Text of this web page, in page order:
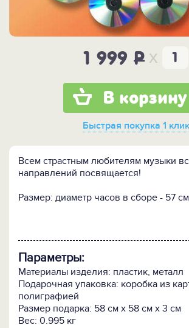
1 999 P x
В корзину
Быстрая покупка 1 клик
Всем страстным любителям музыки
направлений посвящается!
Размер: диаметр часов в сборе - 57
Параметры:
Материалы изделия: пластик, металл
Подарочная упаковка: коробка из
полиграфией
Размер подарка: 58 см x 58 см x 3 см
Вес: 0.995 кг